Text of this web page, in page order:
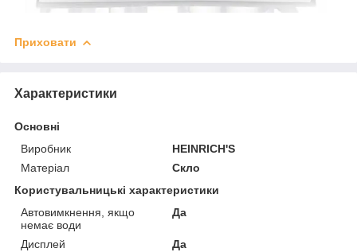
Приховати
Характеристики
Основні
Виробник
HEINRICH'S
Матеріал
Скло
Користувальницькі характеристики
Автовимкнення, якщо
немає води
Да
Дисплей
Да